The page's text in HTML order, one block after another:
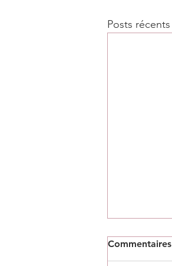
Posts récents
Commentaires